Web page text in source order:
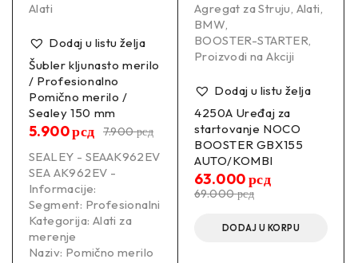
Tip čekića
0.0 ud. /min. -4800.0 ud. /min.
Udarna snaga2.5 J
Napon18.0 V
Težina3.4 kg
Motor bez četkicaDa
Vrsta montaže
M18 ONEFHX-552X
Namenska upotreba (materijal)beton / drvo / čelik
Grupa proizvoda
Baterija uključenaDa
Punjač uključen Da
Mobilna konekcija
PakovanjeKofer
Alati
Dodaj u listu želja
Šubler kljunasto merilo
/ Profesionalno
Pomično merilo /
Sealey 150 mm
7.900рсд
5.900рсд
SEALEY - SEAAK962EV
SEA AK962EV -
Informacije:
Segment: Profesionalni
Kategorija: Alati za
merenje
Naziv: Pomično merilo
Agregat za Struju, Alati,
BMW,
BOOSTER-STARTER,
Proizvodi na Akciji
Dodaj u listu želja
4250A Uređaj za
startovanje NOCO
BOOSTER GBX155
AUTO/KOMBI
69.000рсд
63.000рсд
DODAJ U KORPU